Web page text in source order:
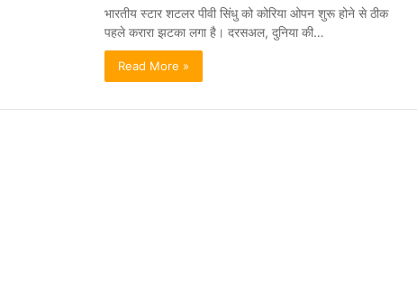
भारतीय स्टार शटलर पीवी सिंधु को कोरिया ओपन शुरू होने से ठीक
पहले करारा झटका लगा है। दरसअल, दुनिया की…
Read More »